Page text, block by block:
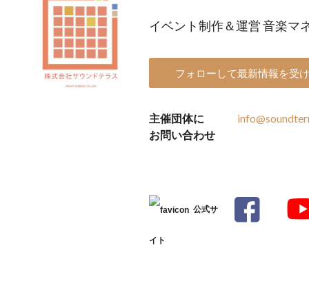
イベント制作＆運営 音楽マ
フォローして最新情報を受
主催団体に
お問い合わせ
公式サ
イト